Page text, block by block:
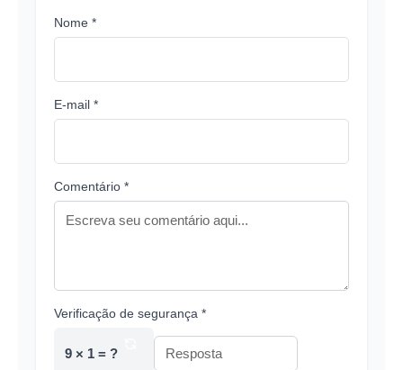
Nome *
E-mail *
Comentário *
Verificação de segurança *
9 × 1 = ?